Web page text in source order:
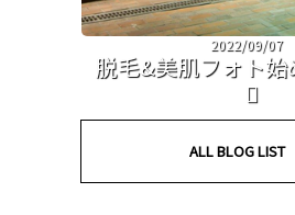
2022/09/07
脱毛&美肌フォト始
ALL BLOG LIST